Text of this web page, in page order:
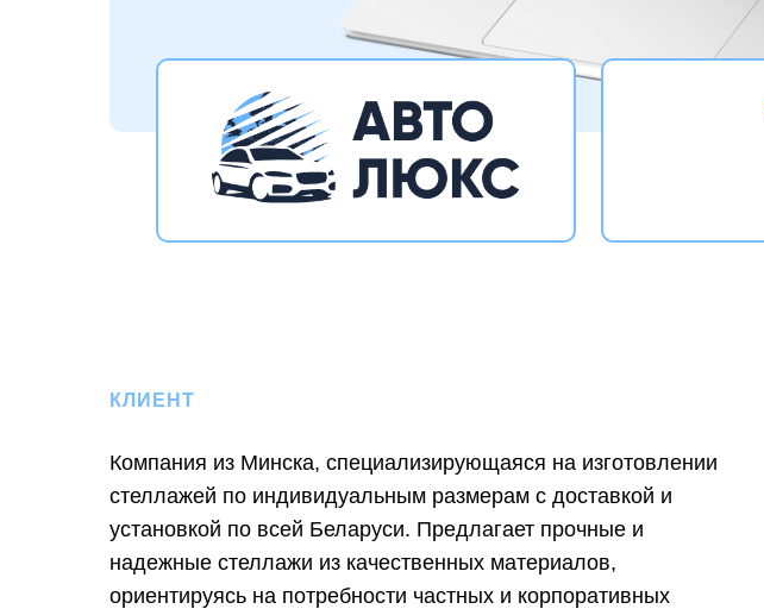
Компания из Минска, специализирующаяся на изготовлении
стеллажей по индивидуальным размерам с доставкой и
установкой по всей Беларуси. Предлагает прочные и
надежные стеллажи из качественных материалов,
ориентируясь на потребности частных и корпоративных
КЛИЕНТ